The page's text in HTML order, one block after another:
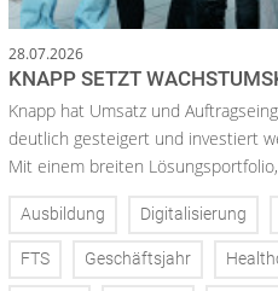
28.07.2026
KNAPP SETZT
Knapp hat Umsatz und
deutlich gesteigert und investiert
Mit einem breiten Lösungsportfolio,
Ausbildung Digitalisierung
FTS Geschäftsjahr